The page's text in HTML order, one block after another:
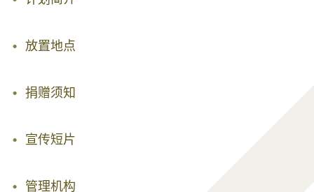
放置地点
捐赠须知
宣传短片
管理机构